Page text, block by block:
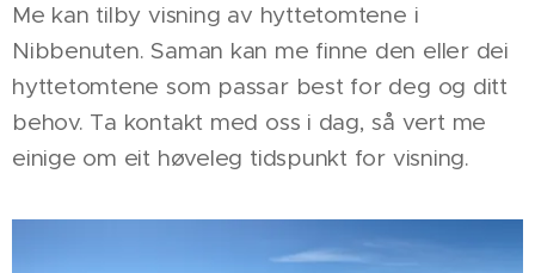
Me kan tilby visning av hyttetomtene i
Nibbenuten. Saman kan me finne den eller dei
hyttetomtene som passar best for deg og ditt
behov. Ta kontakt med oss i dag, så vert me
einige om eit høveleg tidspunkt for visning.